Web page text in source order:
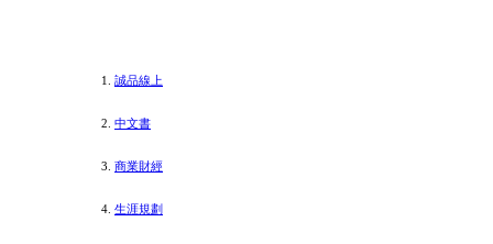
誠品線上
中文書
商業財經
生涯規劃